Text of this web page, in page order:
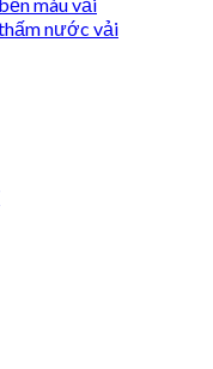
nước vải